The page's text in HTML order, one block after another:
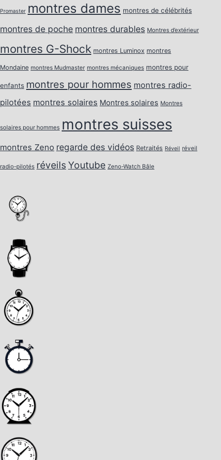
Promaster montres dames montres de célébrités
montres de poche montres durables Montres d’extérieur
montres G-Shock montres Luminox montres
Mondaine montres Mudmaster montres mécaniques montres pour
enfants montres pour hommes montres radio-
pilotées montres solaires Montres solaires Montres
solaires pour hommes montres suisses
montres Zeno regarde des vidéos Retraités Réveil réveil
radio-pilotés réveils Youtube Zeno-Watch Bâle